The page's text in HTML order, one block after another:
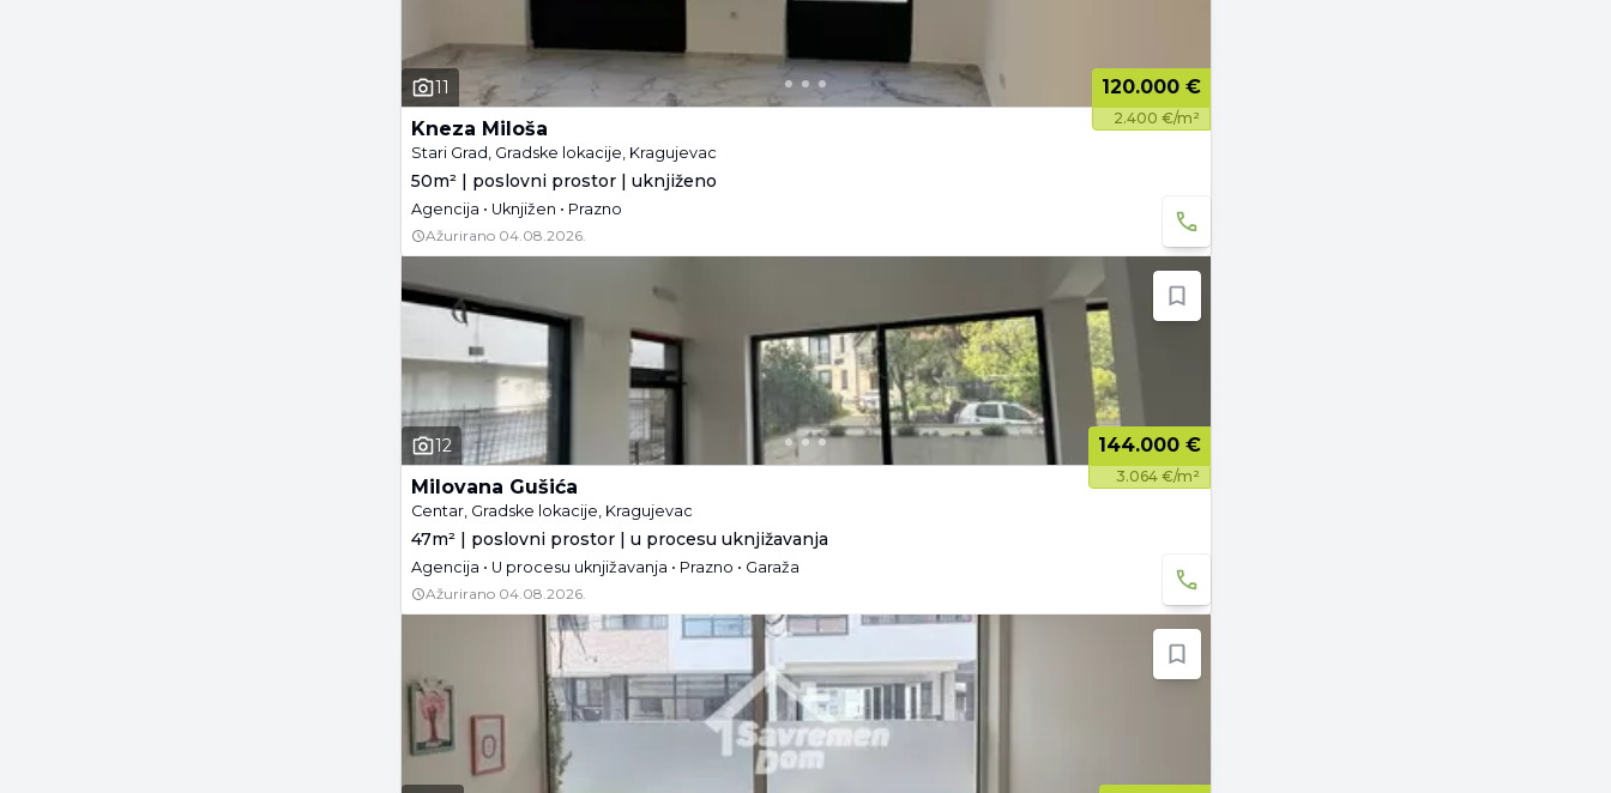
11 120.000 €
2.400 €/m²
Kneza Miloša
Stari Grad, Gradske lokacije, Kragujevac
50m² | poslovni prostor | uknjiženo
Agencija • Uknjižen • Prazno
Ažurirano 04.08.2026.
12 144.000 €
3.064 €/m²
Milovana Gušića
Centar, Gradske lokacije, Kragujevac
47m² | poslovni prostor | u procesu uknjižavanja
Agencija • U procesu uknjižavanja • Prazno • Garaža
Ažurirano 04.08.2026.